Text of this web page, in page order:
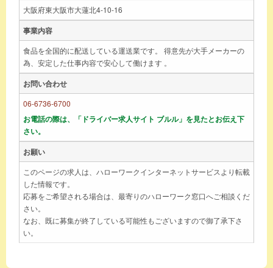
大阪府東大阪市大蓮北4-10-16
事業内容
食品を全国的に配送している運送業です。 得意先が大手メーカーの
為、安定した仕事内容で安心して働けます 。
お問い合わせ
06-6736-6700
お電話の際は、「ドライバー求人サイト ブルル」を見たとお伝え下
さい。
お願い
このページの求人は、ハローワークインターネットサービスより転載
した情報です。
応募をご希望される場合は、最寄りのハローワーク窓口へご相談くだ
さい。
なお、既に募集が終了している可能性もございますので御了承下さ
い。